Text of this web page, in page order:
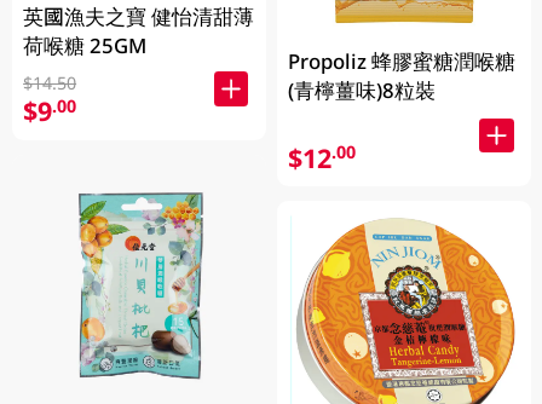
英國漁夫之寶 健怡清甜薄
荷喉糖 25GM
$14.50
$9.00
Propoliz 蜂膠蜜糖潤喉糖
(青檸薑味)8粒裝
$12.00